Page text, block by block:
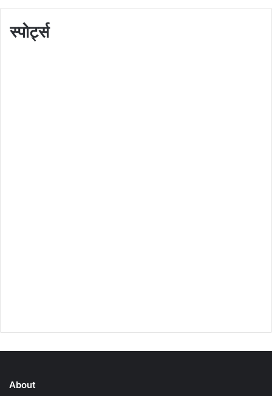
स्पोर्ट्स
About